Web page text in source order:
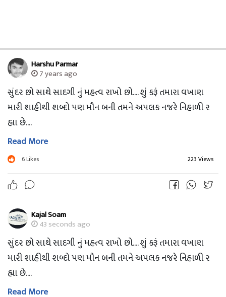
Harshu Parmar
7 years ago
સુંદર છો સાથે સાદગી નું મહત્વ રાખો છો.... શું કરૂં તમારા વખાણ
મારી શાહીથી શબ્દો પણ મૌન બની તમને અપલક નજરે નિહાળી ર
હ્યા છે....
Read More
6Likes 223 Views
Kajal Soam
43 seconds ago
સુંદર છો સાથે સાદગી નું મહત્વ રાખો છો.... શું કરૂં તમારા વખાણ
મારી શાહીથી શબ્દો પણ મૌન બની તમને અપલક નજરે નિહાળી ર
હ્યા છે....
Read More